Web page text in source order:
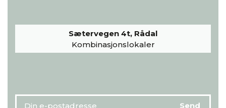
Sætervegen 4t, Rådal
Kombinasjonslokaler